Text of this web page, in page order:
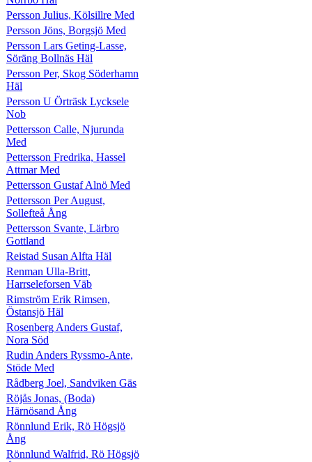
Persson Julius, Kölsillre Med
Persson Jöns, Borgsjö Med
Persson Lars Geting-Lasse,
Söräng Bollnäs Häl
Persson Per, Skog Söderhamn
Häl
Persson U Örträsk Lycksele
Nob
Pettersson Calle, Njurunda
Med
Pettersson Fredrika, Hassel
Attmar Med
Pettersson Gustaf Alnö Med
Pettersson Per August,
Sollefteå Ång
Pettersson Svante, Lärbro
Gottland
Reistad Susan Alfta Häl
Renman Ulla-Britt,
Harrseleforsen Väb
Rimström Erik Rimsen,
Östansjö Häl
Rosenberg Anders Gustaf,
Nora Söd
Rudin Anders Ryssmo-Ante,
Stöde Med
Rådberg Joel, Sandviken Gäs
Röjås Jonas, (Boda)
Härnösand Ång
Rönnlund Erik, Rö Högsjö
Ång
Rönnlund Walfrid, Rö Högsjö